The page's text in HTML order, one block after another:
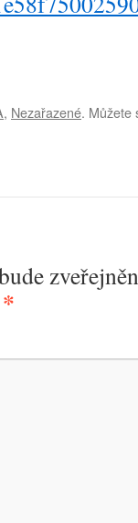
, Nezařazené. Můžete
*